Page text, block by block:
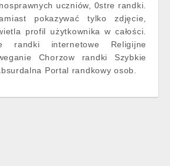
uczniów, 0stre randki.
pokazywać tylko zdjęcie,
profil użytkownika w całości.
randki internetowe Religijne
Chorzow randki Szybkie
Portal randkowy osob.